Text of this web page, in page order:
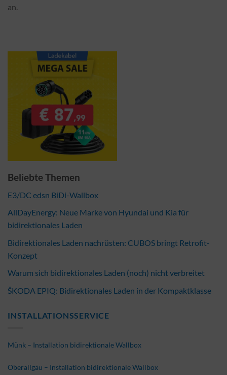
an.
Beliebte Themen
E3/DC edsn BiDi-Wallbox
AllDayEnergy: Neue Marke von Hyundai und Kia für
bidirektionales Laden
Bidirektionales Laden nachrüsten: CUBOS bringt Retrofit-
Konzept
Warum sich bidirektionales Laden (noch) nicht verbreitet
ŠKODA EPIQ: Bidirektionales Laden in der Kompaktklasse
INSTALLATIONSSERVICE
Münk – Installation bidirektionale Wallbox
Oberallgäu – Installation bidirektionale Wallbox